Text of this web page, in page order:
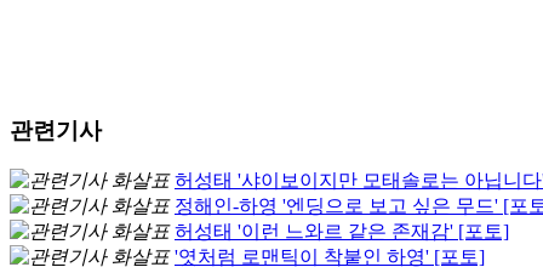
관련기사
허성태 '샤이보이지만 모태솔로는 아닙니
정해인-하영 '엔딩으로 보고 싶은 무드' [포
허성태 '이런 느와르 같은 존재감' [포토]
'엿처럼 로맨틱이 착붙인 하영' [포토]